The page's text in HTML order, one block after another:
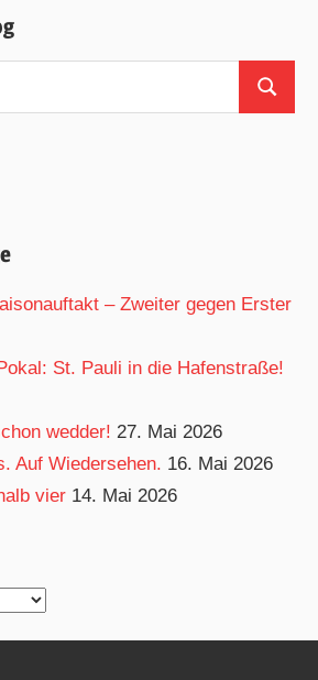
Suchen
– Zweiter gegen Erster
St. Pauli in die Hafenstraße!
wedder! 27. Mai 2026
Auf Wiedersehen. 16. Mai 2026
vier 14. Mai 2026